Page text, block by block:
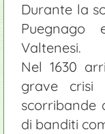
Durante la
Valtenesi.
Nel 1630
grave crisi
scorribande
di banditi